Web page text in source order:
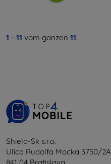
1 - 11 vom ganzen 11.
Shield-Sk s.r.o.
Ulica Rudolfa Mocka 3750/2A
841 04 Bratislava